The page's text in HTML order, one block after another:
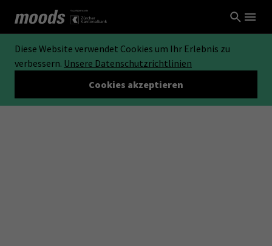
Diese Website verwendet Cookies um Ihr Erlebnis zu
verbessern. Unsere Datenschutzrichtlinien
Cookies akzeptieren